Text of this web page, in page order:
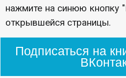
нажмите на синюю кнопку
открывшейся страницы.
Подписаться на